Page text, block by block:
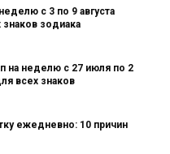
с 3 по 9 августа
знаков зодиака
на неделю с 27 июля по 2
всех знаков
ежедневно: 10 причин